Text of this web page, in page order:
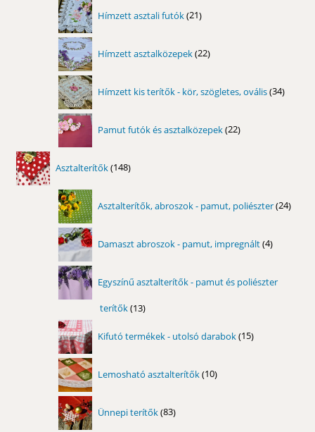
Hímzett asztali futók 21
termék
Hímzett asztalközepek 22
termék
Hímzett kis terítők - kör, szögletes, ovális 34
termék
Pamut futók és asztalközepek 22
termék
Asztalterítők 148
termék
Asztalterítők, abroszok - pamut, poliészter 24
Damaszt abroszok - pamut, impregnált 4
termék
Egyszínű asztalterítők - pamut és poliészter
terítők 1313
Kifutó termékek - utolsó darabok 15
termék
Lemosható asztalterítők 10
termék
Ünnepi terítők 83
termék